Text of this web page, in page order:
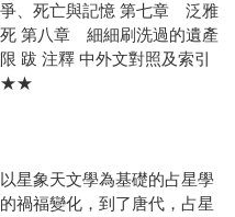
、死亡與記憶 第七章 泛雅
第八章 細細刷洗過的遺產
跋 注釋 中外文對照及索引
星象天文學為基礎的占星學
禍福變化，到了唐代，占星